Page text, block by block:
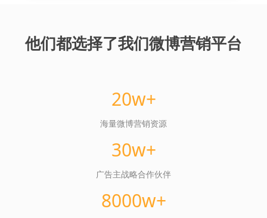
他们都选择了我们微博营销平台
20w+
海量微博营销资源
30w+
广告主战略合作伙伴
8000w+